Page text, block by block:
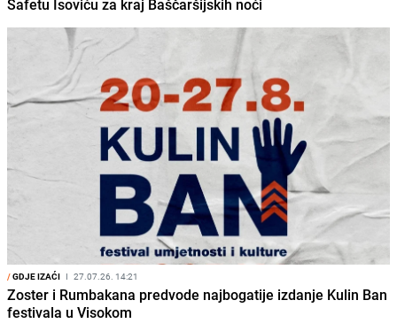
Safetu Isoviću za kraj Baščaršijskih noći
/GDJE IZAĆI I 27.07.26. 14:21
Zoster i Rumbakana predvode najbogatije izdanje Kulin Ban
festivala u Visokom